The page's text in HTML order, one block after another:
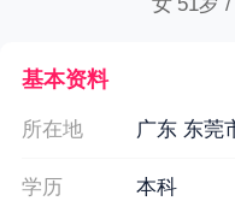
基本资料
所在地 广东 东莞
学历 本科